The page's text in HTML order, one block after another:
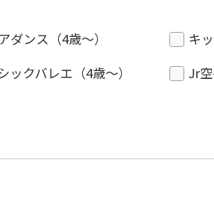
ダンス（4歳〜）
キ
ックバレエ（4歳〜）
Jr